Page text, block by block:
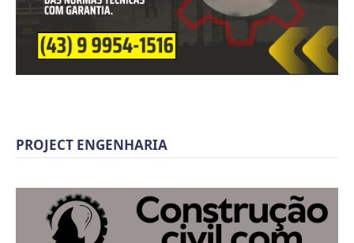
PROJECT ENGENHARIA